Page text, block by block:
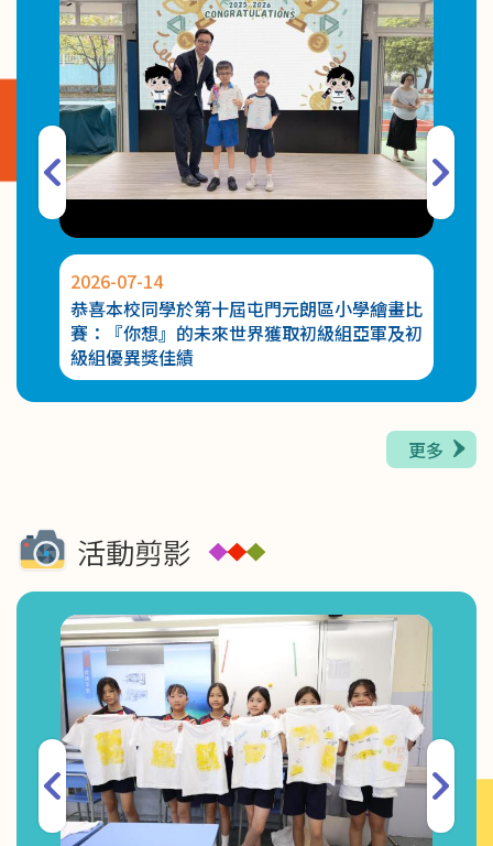
2026-06-02
2025-2026年度第二期幼兒K-Pop 舞蹈班取錄名單
2026-06-02
有關2026-2027年度小一註冊事宜
2026-06-01
Just Feel(感講)家長通訊 文章九
2026-05-27
幼兒K-POP 舞動全城課程第二期幼兒K-POP 舞班
2026-07-14
恭喜本校同學於第十屆屯門元朗區小學繪畫比
賽：『你想』的未來世界獲取初級組亞軍及初
級組優異獎佳績
更多
活動剪影